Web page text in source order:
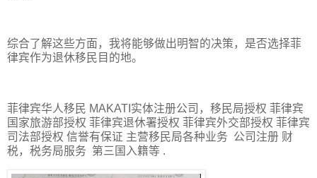
综合了解这些方面，我将能够做出明智的决策，是否选择菲
律宾作为退休移民目的地。
菲律宾华人移民 MAKATI实体注册公司，移民局授权 菲律宾
国家旅游部授权 菲律宾退休署授权 菲律宾外交部授权 菲律宾
司法部授权 信誉有保证 主营移民局各种业务 公司注册 财
税，税务局服务 第三国入籍等 .